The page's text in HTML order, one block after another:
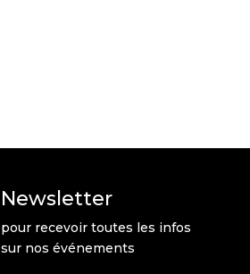
Newsletter
pour recevoir toutes les infos
sur nos événements